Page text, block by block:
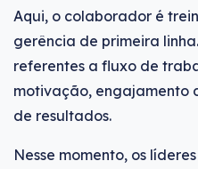
Aqui, o colaborador é
gerência de primeira
referentes a fluxo de
motivação, engajamento
de resultados.
Nesse momento, os